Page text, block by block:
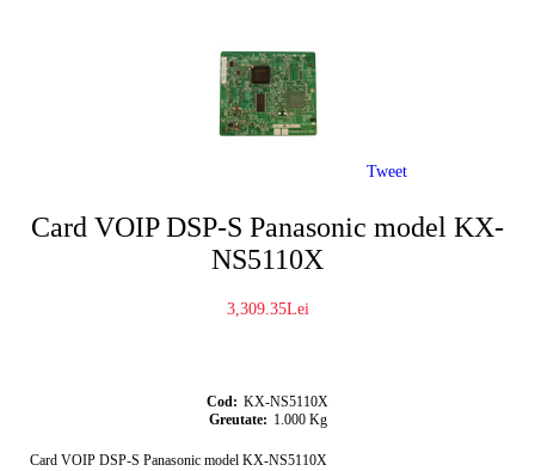
Card VOIP DSP-S Panasonic model KX-
NS5110X
3,309.35Lei
Cod: KX-NS5110X
Greutate: 1.000 Kg
Card VOIP DSP-S Panasonic model KX-NS5110X
Tweet